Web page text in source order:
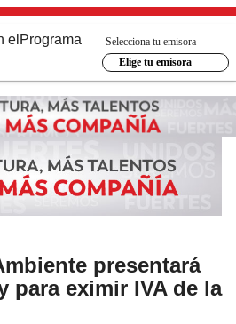
el Programa
Selecciona tu emisora
Elige tu emisora
presentará
para eximir IVA de la